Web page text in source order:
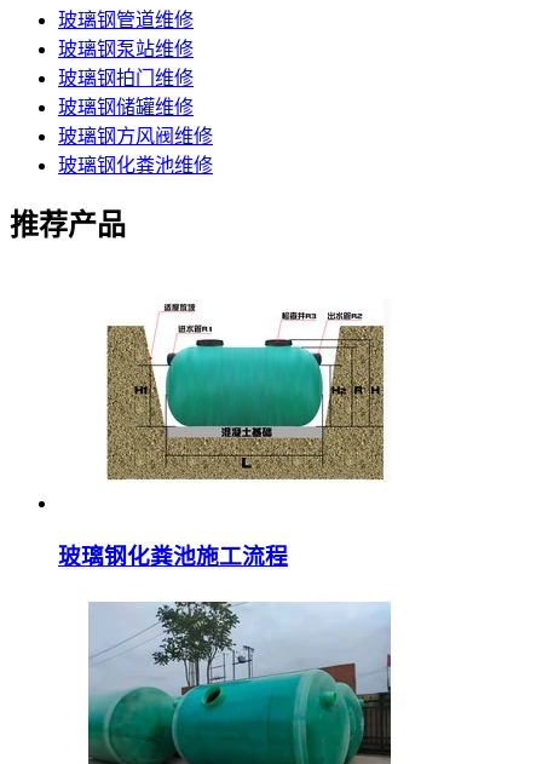
玻璃钢管道维修
玻璃钢泵站维修
玻璃钢拍门维修
玻璃钢储罐维修
玻璃钢方风阀维修
玻璃钢化粪池维修
推荐产品
玻璃钢化粪池施工流程